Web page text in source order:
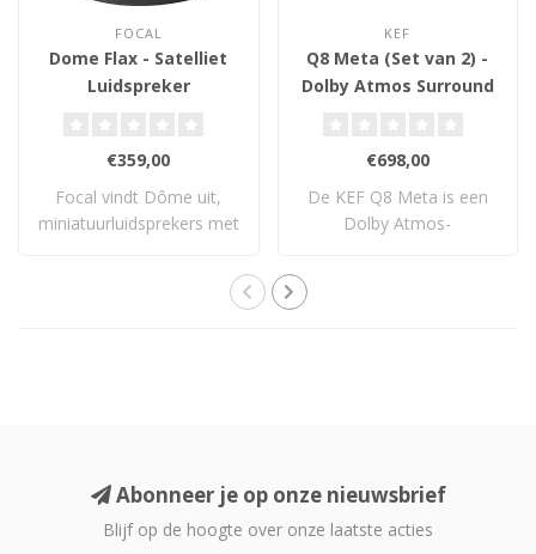
FOCAL
Dome Flax - Satelliet
Luidspreker
€359,00
Focal vindt Dôme uit,
miniatuurluidsprekers met
KEF
Q8 Meta (Set van 2) -
Dolby Atmos Surround
€698,00
De KEF Q8 Meta is een
Dolby Atmos-
Abonneer je op onze nieuwsbrief
Blijf op de hoogte over onze laatste acties